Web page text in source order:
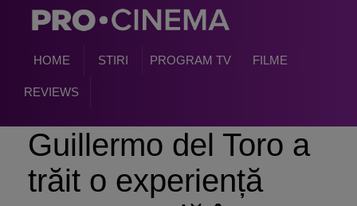
HOME STIRI PROGRAM TV FILME
REVIEWS
Guillermo del Toro a
trăit o experiență